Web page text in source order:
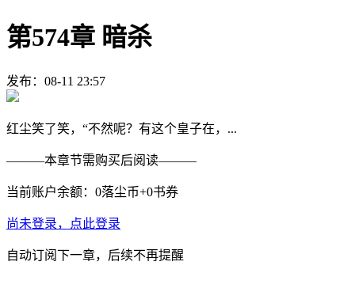
第574章 暗杀
发布：08-11 23:57
红尘笑了笑，“不然呢？有这个皇子在，...
———本章节需购买后阅读———
当前账户余额： 0落尘币+0书券
尚未登录，点此登录
自动订阅下一章，后续不再提醒